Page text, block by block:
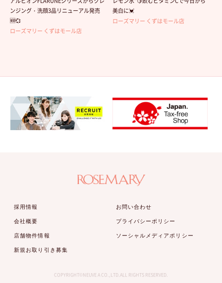
ンジング・洗顔3品リニューアル発売
🆕💞
ローズマリー くずはモール店
美白に💓
ローズマリー くずはモール店
採用情報
会社概要
店舗物件情報
新規お取り引き募集
お問い合わせ
プライバシーポリシー
ソーシャルメディアポリシー
COPYRIGHT©NEUVE A CO.,LTD.ALL RIGHTS RESERVED.